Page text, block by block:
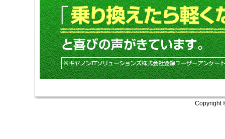
Copyright